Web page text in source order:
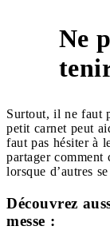
Ne
Surtout, il ne faut
petit carnet peut
faut pas hésiter à
partager comment
lorsque d’autres
Découvrez
messe :